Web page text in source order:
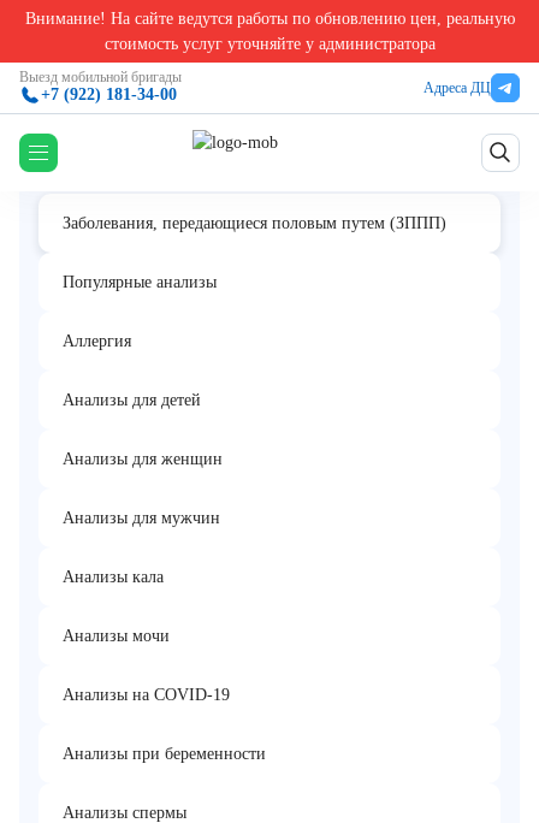
Внимание! На сайте ведутся работы по обновлению цен, реальную
стоимость услуг уточняйте у администратора
Выезд мобильной бригады
+7 (922) 181-34-00 Адреса ДЦ
Анализы на заболевания передающиеся половым путём Treponema
Treponema pallidum, IgM, титр
Заболевания, передающиеся половым путем (ЗППП)
Популярные анализы
Аллергия
Анализы для детей
Анализы для женщин
Анализы для мужчин
Анализы кала
Анализы мочи
Анализы на COVID-19
Анализы при беременности
Анализы спермы